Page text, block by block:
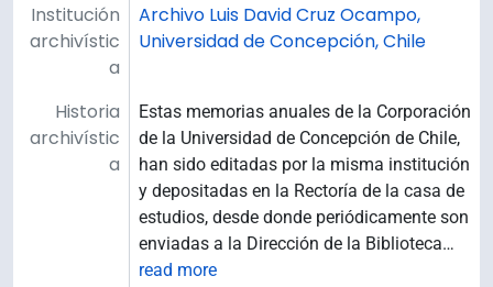
Institución
archivístic
a
Archivo Luis David Cruz Ocampo,
Universidad de Concepción, Chile
Historia
archivístic
a
Estas memorias anuales de la Corporación
de la Universidad de Concepción de Chile,
han sido editadas por la misma institución
y depositadas en la Rectoría de la casa de
estudios, desde donde periódicamente son
enviadas a la Dirección de la Biblioteca…
read more